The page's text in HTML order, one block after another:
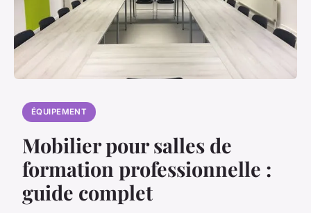
ÉQUIPEMENT
Mobilier pour salles de
formation professionnelle :
guide complet